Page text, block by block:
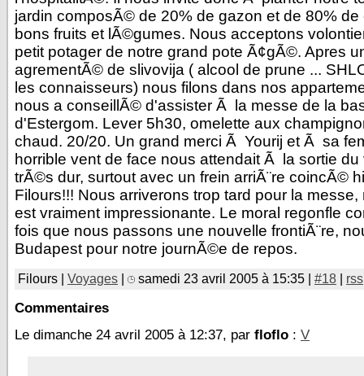
jardin composÃ© de 20% de gazon et de 80%
bons fruits et lÃ©gumes. Nous acceptons
petit potager de notre grand pote Ã¢gÃ©. Apres
agrementÃ© de slivovija ( alcool de prune ...
les connaisseurs) nous filons dans nos
nous a conseillÃ© d'assister Ã la messe de la
d'Estergom. Lever 5h30, omelette aux
chaud. 20/20. Un grand merci Ã Yourij et Ã sa
horrible vent de face nous attendait Ã la sortie du
trÃ©s dur, surtout avec un frein arriÃ¨re coincÃ©
Filours!!! Nous arriverons trop tard pour la
est vraiment impressionante. Le moral regonfle
fois que nous passons une nouvelle frontiÃ¨re,
Budapest pour notre journÃ©e de repos.
Filours | Voyages samedi 23 avril 2005 à 15:35 | #18 rss
Commentaires
Le dimanche 24 avril 2005 à 12:37, par floflo : V